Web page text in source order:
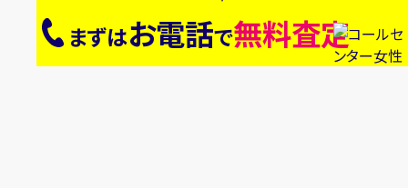
まずはお電話で無料査定